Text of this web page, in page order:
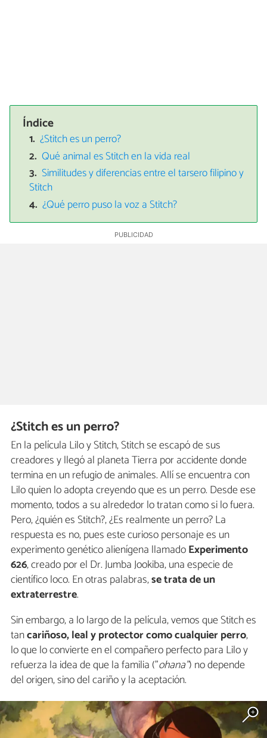
Índice
¿Stitch es un perro?
Qué animal es Stitch en la vida real
Similitudes y diferencias entre el tarsero filipino y
Stitch
¿Qué perro puso la voz a Stitch?
¿Stitch es un perro?
En la película Lilo y Stitch, Stitch se escapó de sus
creadores y llegó al planeta Tierra por accidente donde
termina en un refugio de animales. Allí se encuentra con
Lilo quien lo adopta creyendo que es un perro. Desde ese
momento, todos a su alrededor lo tratan como si lo fuera.
Pero, ¿quién es Stitch?, ¿Es realmente un perro? La
respuesta es no, pues este curioso personaje es un
experimento genético alienígena llamadoExperimento
626, creado por el Dr. Jumba Jookiba, una especie de
científico loco. En otras palabras,se trata de un
extraterrestre.
Sin embargo, a lo largo de la película, vemos que Stitch es
tancariñoso, leal y protector como cualquier perro,
lo que lo convierte en el compañero perfecto para Lilo y
refuerza la idea de que la familia ("ohana") no depende
del origen, sino del cariño y la aceptación.